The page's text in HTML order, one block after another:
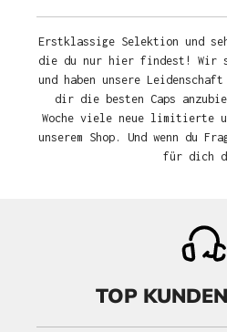
Erstklassige Selektion und
die du nur hier findest! Wir
und haben unsere
dir die besten Caps
Woche viele neue limitierte
unserem Shop. Und wenn du
für dich
TOP